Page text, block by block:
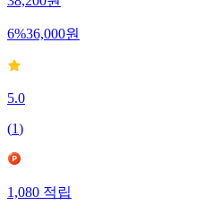
38,200원
6%36,000원
5.0
(1)
1,080적립